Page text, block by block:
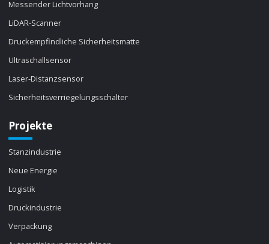
Messender Lichtvorhang
LiDAR-Scanner
Druckempfindliche Sicherheitsmatte
Ultraschallsensor
Laser-Distanzsensor
Sicherheitsverriegelungsschalter
Projekte
Stanzindustrie
Neue Energie
Logistik
Druckindustrie
Verpackung